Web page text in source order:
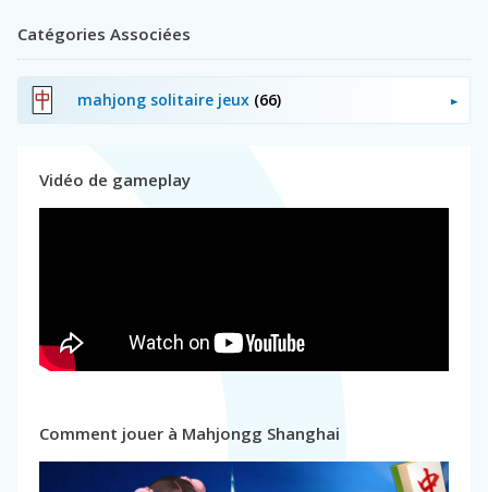
Catégories Associées
mahjong solitaire jeux (66)
Vidéo de gameplay
Comment jouer à Mahjongg Shanghai